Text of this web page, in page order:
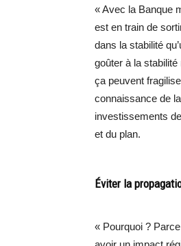
« Avec la Banque
est en train de
dans la stabilité
goûter à la
ça peuvent
connaissance de
investissements
et du plan.
Éviter la
« Pourquoi ?